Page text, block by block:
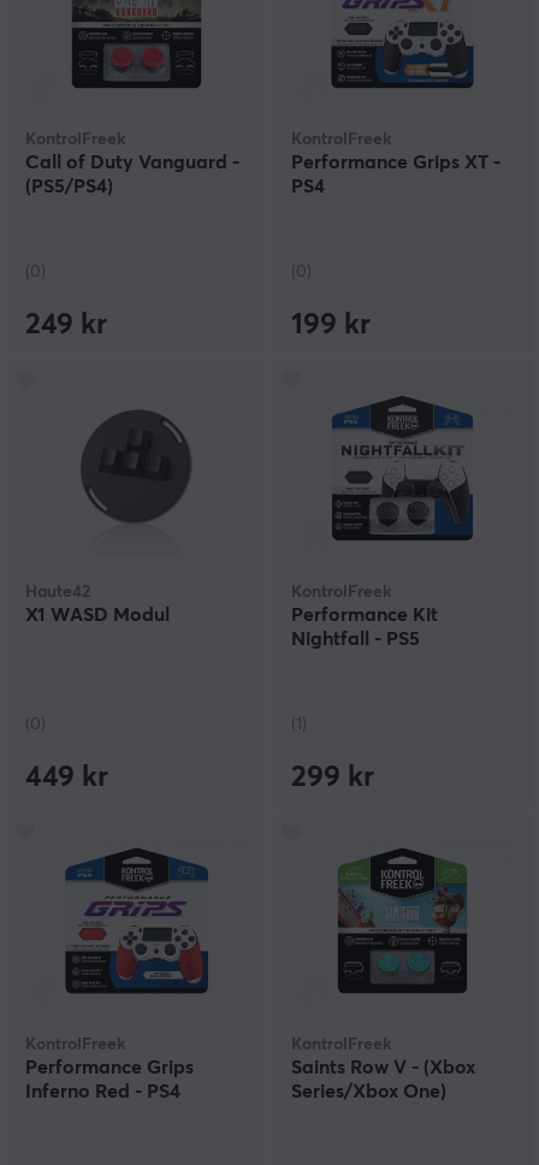
KontrolFreek
Call of Duty Vanguard -
(PS5/PS4)
(0)
249 kr
KontrolFreek
Performance Grips XT -
PS4
(0)
199 kr
Haute42
X1 WASD Modul
(0)
449 kr
KontrolFreek
Performance Kit
Nightfall - PS5
(1)
299 kr
KontrolFreek
Performance Grips
Inferno Red - PS4
KontrolFreek
Saints Row V - (Xbox
Series/Xbox One)